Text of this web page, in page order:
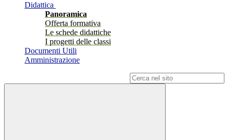
Didattica
Panoramica
Offerta formativa
Le schede didattiche
I progetti delle classi
Documenti Utili
Amministrazione